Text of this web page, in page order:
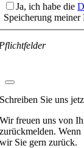
Ja, ich habe die
Speicherung
Schreiben Sie uns
Wir freuen uns von
zurückmelden. Wenn
wir Sie gern zurück.